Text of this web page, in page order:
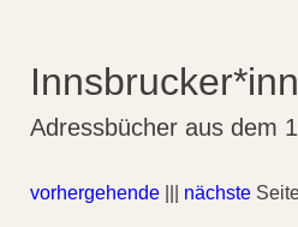
Adressbücher aus dem
vorhergehende nächste